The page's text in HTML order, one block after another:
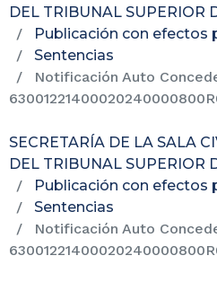
DEL TRIBUNAL SUPERIOR
Publicación con efectos
Sentencias
Notificación Auto
SECRETARÍA DE LA SALA
DEL TRIBUNAL SUPERIOR
Publicación con efectos
Sentencias
Notificación Auto